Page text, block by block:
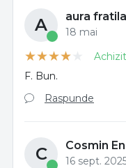
A aura fratila
18 mai
F. Bun.
Raspunde
C Cosmin
16 sept.